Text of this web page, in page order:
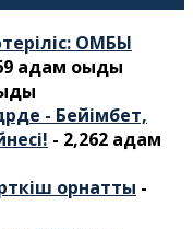
ОМБЫ
адам оқыды
- Бейімбет,
- 2,262 адам
орнатты -